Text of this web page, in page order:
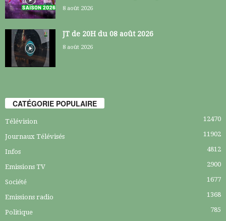
8 août 2026
JT de 20H du 08 août 2026
8 août 2026
CATÉGORIE POPULAIRE
Télévision 12470
Journaux Télévisés 11902
Infos 4812
Emissions TV 2900
Société 1677
Emissions radio 1368
Politique 785